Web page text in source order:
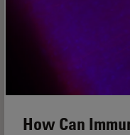
How Can